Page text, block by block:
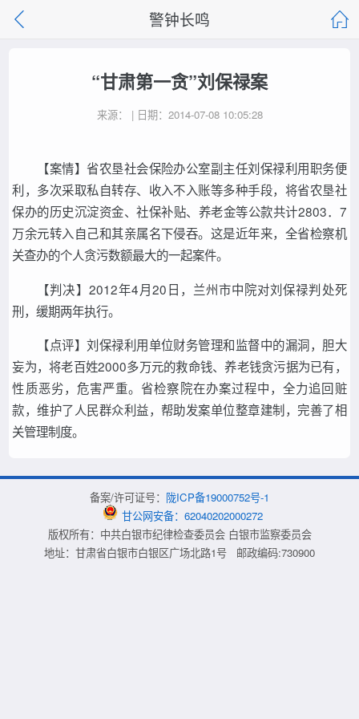
警钟长鸣
“甘肃第一贪”刘保禄案
来源： | 日期：2014-07-08 10:05:28
【案情】省农垦社会保险办公室副主任刘保禄利用职务便
利，多次采取私自转存、收入不入账等多种手段，将省农垦社
保办的历史沉淀资金、社保补贴、养老金等公款共计2803．7
万余元转入自己和其亲属名下侵吞。这是近年来，全省检察机
关查办的个人贪污数额最大的一起案件。
【判决】2012年4月20日，兰州市中院对刘保禄判处死
刑，缓期两年执行。
【点评】刘保禄利用单位财务管理和监督中的漏洞，胆大
妄为，将老百姓2000多万元的救命钱、养老钱贪污据为已有，
性质恶劣，危害严重。省检察院在办案过程中，全力追回赃
款，维护了人民群众利益，帮助发案单位整章建制，完善了相
关管理制度。
备案/许可证号： 陇ICP备19000752号-1
甘公网安备：62040202000272
版权所有：中共白银市纪律检查委员会 白银市监察委员会
地址：甘肃省白银市白银区广场北路1号 邮政编码:730900